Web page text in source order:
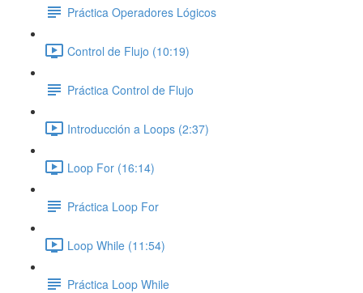
Práctica Operadores Lógicos
Control de Flujo (10:19)
Práctica Control de Flujo
Introducción a Loops (2:37)
Loop For (16:14)
Práctica Loop For
Loop While (11:54)
Práctica Loop While